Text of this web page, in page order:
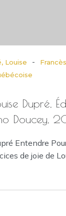
Louise -
Francès
Dupré,
Doucey,
Entendre
de joie de